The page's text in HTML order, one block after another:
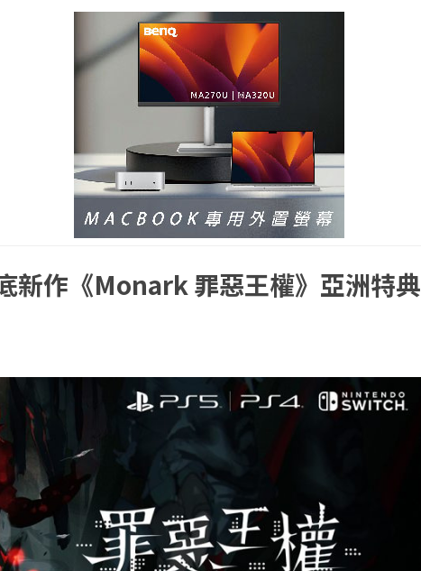
新作《Monark 罪惡王權》亞洲特典